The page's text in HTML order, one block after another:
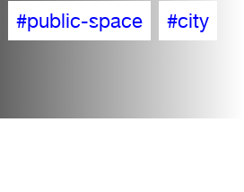
#public-space #city